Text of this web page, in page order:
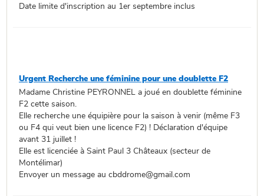
Date limite d'inscription au 1er septembre inclus
Urgent Recherche une féminine pour une doublette F2
Madame Christine PEYRONNEL a joué en doublette féminine
F2 cette saison.
Elle recherche une équipière pour la saison à venir (même F3
ou F4 qui veut bien une licence F2) ! Déclaration d'équipe
avant 31 juillet !
Elle est licenciée à Saint Paul 3 Châteaux (secteur de
Montélimar)
Envoyer un message au cbddrome@gmail.com